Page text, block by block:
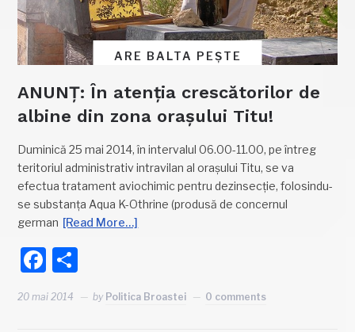
ARE BALTA PEȘTE
ANUNȚ: În atenția crescătorilor de
albine din zona orașului Titu!
Duminică 25 mai 2014, în intervalul 06.00-11.00, pe întreg
teritoriul administrativ intravilan al oraşului Titu, se va
efectua tratament aviochimic pentru dezinsecţie, folosindu-
se substanţa Aqua K-Othrine (produsă de concernul
german [Read More…]
Facebook
20 mai 2014 by Politica Broastei 0 comments